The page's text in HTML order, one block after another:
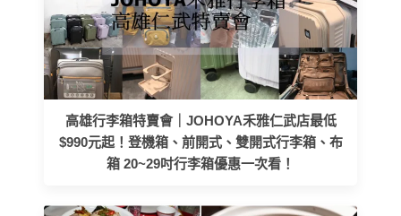
高雄行李箱特賣會｜JOHOYA禾雅仁武店最低
$990元起！登機箱、前開式、雙開式行李箱、布
箱 20~29吋行李箱優惠一次看！